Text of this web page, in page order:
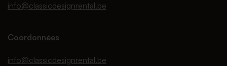
info@classicdesignrental.be
Coordonnées
info@classicdesignrental.be